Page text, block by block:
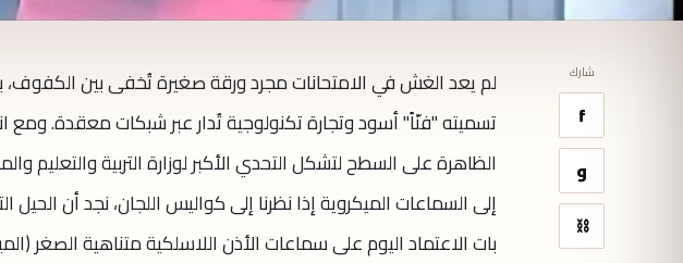
شارك
f
و
⛓
لم يعد الغش في الامتحانات مجرد ورقة صغيرة تُخفى بين الكفوف،
تسميته "فنّاً" أسود وتجارة تكنولوجية تُدار عبر شبكات معقدة. ومع
الظاهرة على السطح لتشكل التحدي الأكبر لوزارة التربية والتعليم
إلى السماعات الميكروية إذا نظرنا إلى كواليس اللجان، نجد أن الحيل
بات الاعتماد اليوم على سماعات الأذن اللاسلكية متناهية الصغر